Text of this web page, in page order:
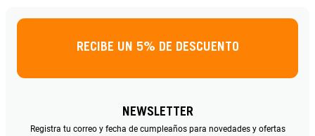
RECIBE UN 5% DE DESCUENTO
NEWSLETTER
Registra tu correo y fecha de cumpleaños para novedades y ofertas